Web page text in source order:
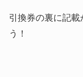
引換券の裏に記載
う ！